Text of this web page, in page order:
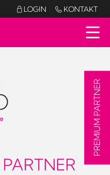
LOGIN  KONTAKT
PREMIUM PARTNER